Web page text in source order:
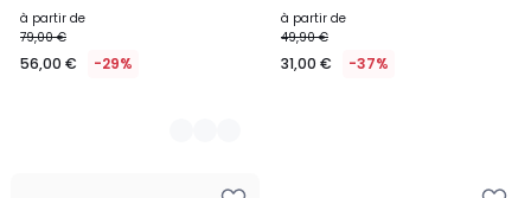
à partir de
79,00 €
56,00 € -29%
à partir de
49,90 €
31,00 € -37%